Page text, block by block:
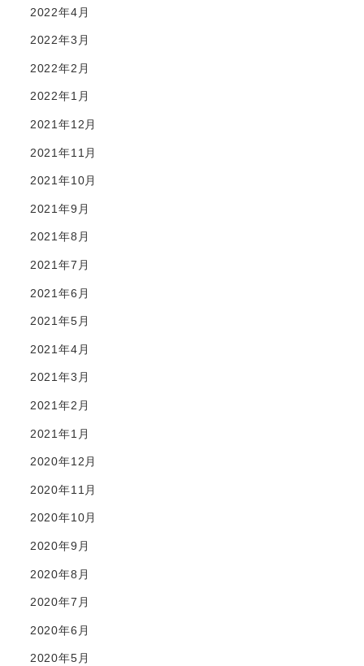
2022年4月
2022年3月
2022年2月
2022年1月
2021年12月
2021年11月
2021年10月
2021年9月
2021年8月
2021年7月
2021年6月
2021年5月
2021年4月
2021年3月
2021年2月
2021年1月
2020年12月
2020年11月
2020年10月
2020年9月
2020年8月
2020年7月
2020年6月
2020年5月